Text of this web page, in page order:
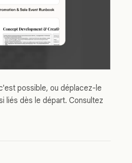
possible, ou déplacez-le
liés dès le départ. Consultez